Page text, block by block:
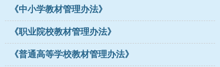
《中小学教材管理办法》
《职业院校教材管理办法》
《普通高等学校教材管理办法》